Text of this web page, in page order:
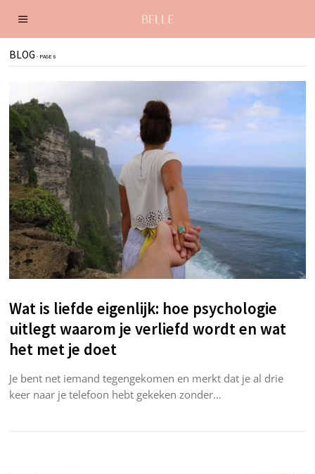
BLOG - PAGE 6
Wat is liefde eigenlijk: hoe psychologie
uitlegt waarom je verliefd wordt en wat
het met je doet
Je bent net iemand tegengekomen en merkt dat je al drie
keer naar je telefoon hebt gekeken zonder…